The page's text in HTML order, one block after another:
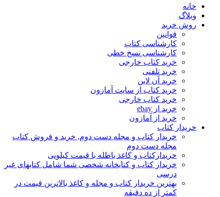
خانه
وبلاگ
روش خرید
قوانین
کارشناسی کتاب
کارشناسی نسخ خطی
خرید کتاب خارجی
خرید تلفنی
خرید آن لاین
خرید کتاب از سایت آمازون
خرید کتاب خارجی
خرید از ebay
خرید از آمازون
خریدار کتاب
خریدار کتاب و مجله دست دوم, خرید و فروش کتاب
مجله دست دوم
خریدارکتاب و کاغذ باطله با قیمت کیلویی
خریدار کتاب و کتابخانه شخصی شما شامل کتابهای غیر
درسی
بهترین خریدار کتاب و مجله و کاغذ بالاترین قیمت در
کمتر از ده دقیقه